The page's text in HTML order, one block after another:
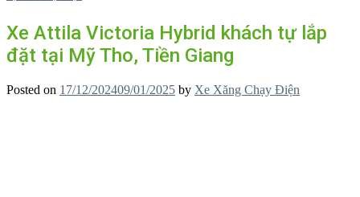
Xe Attila Victoria Hybrid khách tự lắp
đặt tại Mỹ Tho, Tiền Giang
Posted on 17/12/202409/01/2025 by Xe Xăng Chạy Điện